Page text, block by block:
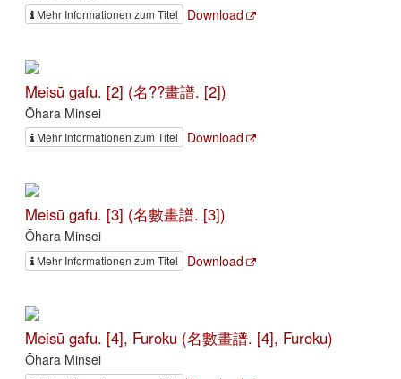
Mehr Informationen zum Titel Download
Meisū gafu. [2] (名??畫譜. [2])
Ōhara Minsei
Mehr Informationen zum Titel Download
Meisū gafu. [3] (名數畫譜. [3])
Ōhara Minsei
Mehr Informationen zum Titel Download
Meisū gafu. [4], Furoku (名數畫譜. [4], Furoku)
Ōhara Minsei